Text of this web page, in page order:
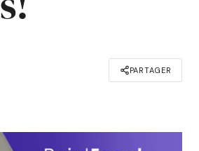
PARTAGER